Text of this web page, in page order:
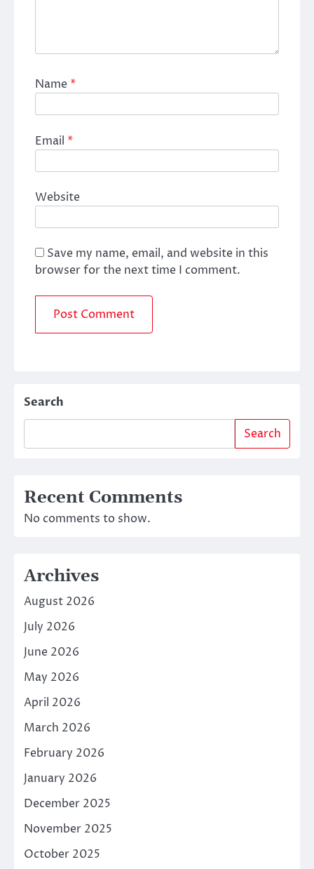
Name*
Email *
Website
Save my name, email, and website in this
browser for the next time I comment.
Search
Search
Recent Comments
No comments to show.
Archives
August 2026
July 2026
June 2026
May 2026
April 2026
March 2026
February 2026
January 2026
December 2025
November 2025
October 2025